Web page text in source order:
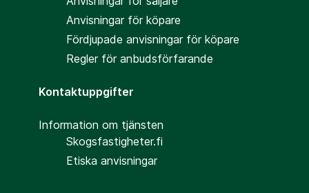
Anvisningar för köpare
Fördjupade anvisningar för köpare
Regler för anbudsförfarande
Kontaktuppgifter
Information om tjänsten
Skogsfastigheter.fi
Etiska anvisningar